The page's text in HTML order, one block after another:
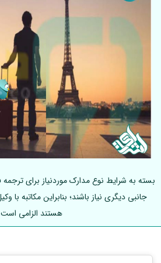
بسته به شرایط نوع مدارک موردنیاز برای
جانبی دیگری نیاز باشند؛ بنابراین مکاتبه با
هستند الزامی